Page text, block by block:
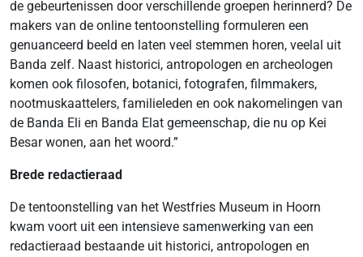
de gebeurtenissen door verschillende groepen herinnerd? De
makers van de online tentoonstelling formuleren een
genuanceerd beeld en laten veel stemmen horen, veelal uit
Banda zelf. Naast historici, antropologen en archeologen
komen ook filosofen, botanici, fotografen, filmmakers,
nootmuskaattelers, familieleden en ook nakomelingen van
de Banda Eli en Banda Elat gemeenschap, die nu op Kei
Besar wonen, aan het woord.”
Brede redactieraad
De tentoonstelling van het Westfries Museum in Hoorn
kwam voort uit een intensieve samenwerking van een
redactieraad bestaande uit historici, antropologen en